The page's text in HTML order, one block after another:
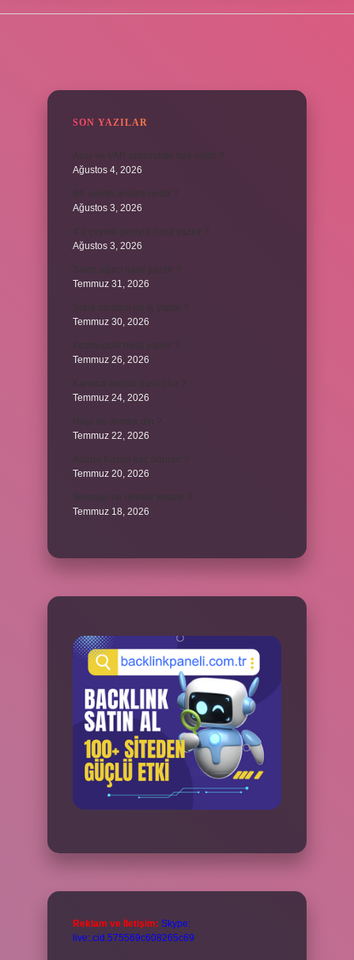
SON YAZILAR
Avar ve VAR arasındaki fark nedir ?
Ağustos 4, 2026
84. ayetin anlamı nedir ?
Ağustos 3, 2026
4’ü çeyrek geçiyor nasıl yazılır ?
Ağustos 3, 2026
Sakız ağacı nasıl yazılır ?
Temmuz 31, 2026
Şube müdürü ne iş yapar ?
Temmuz 30, 2026
Kozmopolit nasıl yapılır ?
Temmuz 26, 2026
Temmuz 24, 2026
Temmuz 22, 2026
Temmuz 20, 2026
Temmuz 18, 2026
Reklam ve İletişim: Skype:
live:.cid.575569c608265c69